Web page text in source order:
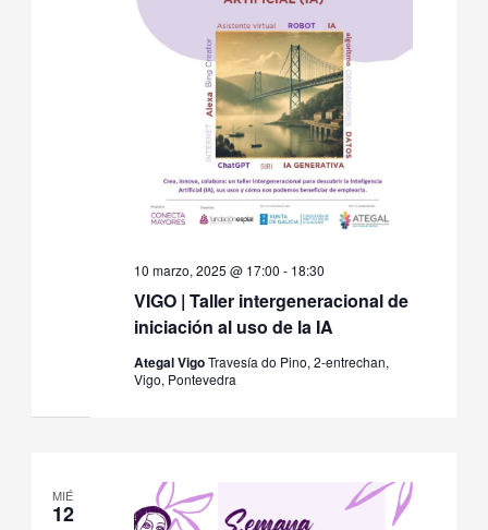
VIGO | Taller intergeneracional de
iniciación al uso de la IA
10 marzo, 2025 @ 17:00 - 18:30
Ategal VigoTravesía do Pino, 2-entrechan,
Vigo, Pontevedra
MIÉ
12